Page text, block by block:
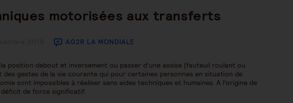
motorisées aux transferts
AG2R LA MONDIALE
position debout et inversement ou passer d’une assise (fauteuil roulant ou
des gestes de la vie courante qui pour certaines personnes en situation de
sont impossibles à réaliser sans aides techniques et humaines. A l’origine de
de force significatif.